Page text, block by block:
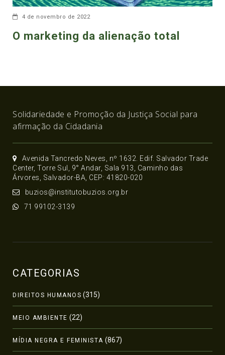
4 de novembro de 2022
O marketing da alienação total
Solidariedade e Promoção da Justiça Social para
afirmação da Cidadania
Avenida Tancredo Neves, nº 1632. Edif. Salvador Trade
Center, Torre Sul, 9° Andar, Sala 913, Caminho das
Árvores, Salvador-BA, CEP: 41820-020
buzios@institutobuzios.org.br
71 99102-3139
CATEGORIAS
DIREITOS HUMANOS (315)
MEIO AMBIENTE (22)
MÍDIA NEGRA E FEMINISTA (867)